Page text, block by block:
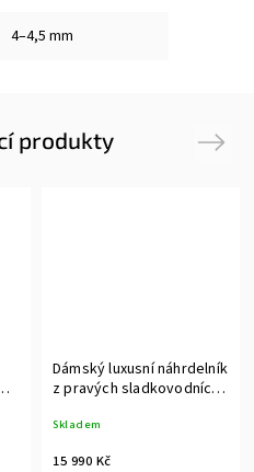
4–4,5 mm
produkty
Dámský luxusní náhrdelník
z pravých sladkovodních
zlatem
Skladem
15 990 Kč
Next